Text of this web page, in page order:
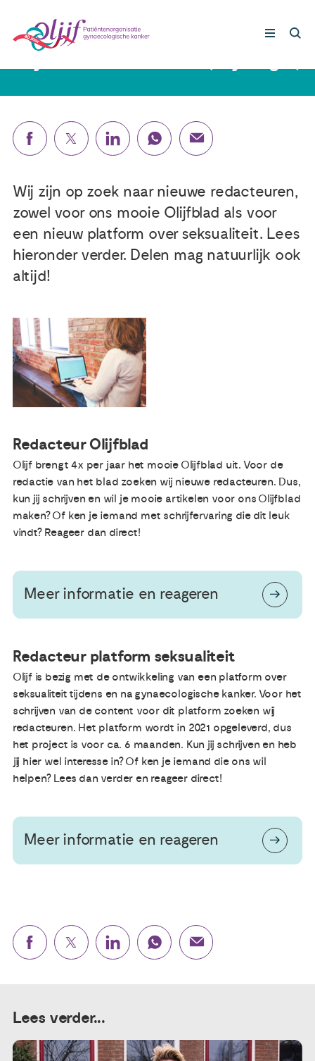
Nieuws
Publicaties
Ervaringsdeskundigheid
Contact
Gynaecologische kankers
Lotgenoten
Steun ons
25 januari 2021
Wij zijn op zoek naar nieuwe redacteuren,
zowel voor ons mooie Olijfblad als voor
een nieuw platform over seksualiteit. Lees
hieronder verder. Delen mag natuurlijk ook
altijd!
Redacteur Olijfblad
Olijf brengt 4x per jaar het mooie Olijfblad uit. Voor de
redactie van het blad zoeken wij nieuwe redacteuren. Dus,
kun jij schrijven en wil je mooie artikelen voor ons Olijfblad
maken? Of ken je iemand met schrijfervaring die dit leuk
vindt? Reageer dan direct!
Meer informatie en reageren
Redacteur platform seksualiteit
Olijf is bezig met de ontwikkeling van een platform over
seksualiteit tijdens en na gynaecologische kanker. Voor het
schrijven van de content voor dit platform zoeken wij
redacteuren. Het platform wordt in 2021 opgeleverd, dus
het project is voor ca. 6 maanden. Kun jij schrijven en heb
jij hier wel interesse in? Of ken je iemand die ons wil
helpen? Lees dan verder en reageer direct!
Meer informatie en reageren
Lees verder...